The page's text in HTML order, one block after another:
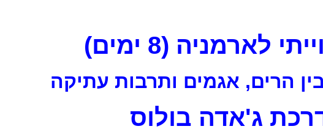
לארמניה (8 ימים)
בין הרים, אגמים ותרבות עתיקה
ג'אדה בולוס